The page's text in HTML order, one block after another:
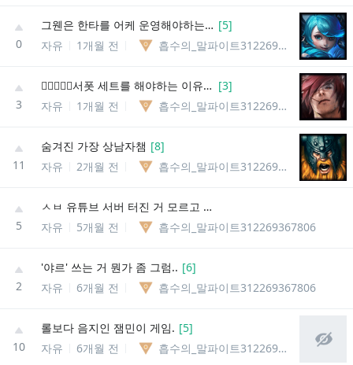
0
그웬은 한타를 어케 운영해야하는 거임. [5]
자유
1개월 전 흡수의_말파이트312269367806
3
🏳️‍🌈💖😭🥵서폿 세트를 해야하는 이유🥵😭💖🏳️‍🌈 [3]
자유
1개월 전 흡수의_말파이트312269367806
11
숨겨진 가장 상남자챔 [8]
자유
2개월 전 흡수의_말파이트312269367806
5
ㅅㅂ 유튜브 서버 터진 거 모르고 챗지피티가 하라는대로 했는데
자유
5개월 전 흡수의_말파이트312269367806
2
'야르' 쓰는 거 뭔가 좀 그럼.. [6]
자유
6개월 전 흡수의_말파이트312269367806
10
롤보다 음지인 잼민이 게임. [5]
자유
6개월 전 흡수의_말파이트312269367806